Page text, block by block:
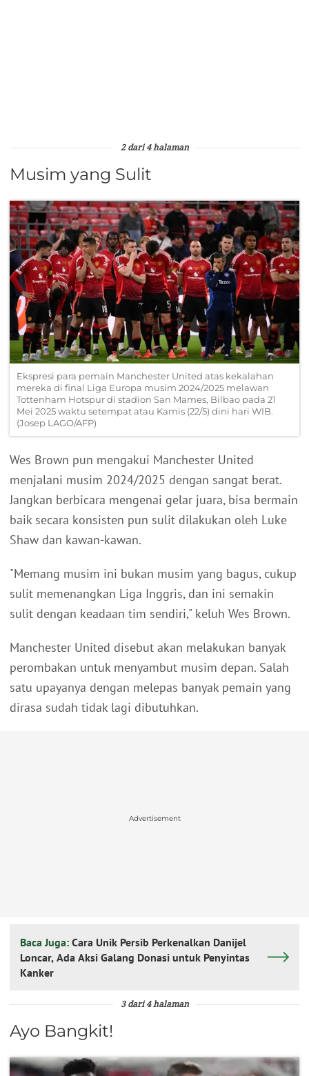
2 dari 4 halaman
Musim yang Sulit
Ekspresi para pemain Manchester United atas kekalahan
mereka di final Liga Europa musim 2024/2025 melawan
Tottenham Hotspur di stadion San Mames, Bilbao pada 21
Mei 2025 waktu setempat atau Kamis (22/5) dini hari WIB.
(Josep LAGO/AFP)
Wes Brown pun mengakui Manchester United
menjalani musim 2024/2025 dengan sangat berat.
Jangkan berbicara mengenai gelar juara, bisa bermain
baik secara konsisten pun sulit dilakukan oleh Luke
Shaw dan kawan-kawan.
"Memang musim ini bukan musim yang bagus, cukup
sulit memenangkan Liga Inggris, dan ini semakin
sulit dengan keadaan tim sendiri," keluh Wes Brown.
Manchester United disebut akan melakukan banyak
perombakan untuk menyambut musim depan. Salah
satu upayanya dengan melepas banyak pemain yang
dirasa sudah tidak lagi dibutuhkan.
Advertisement
Baca Juga: Cara Unik Persib Perkenalkan Danijel
Loncar, Ada Aksi Galang Donasi untuk Penyintas
Kanker
3 dari 4 halaman
Ayo Bangkit!